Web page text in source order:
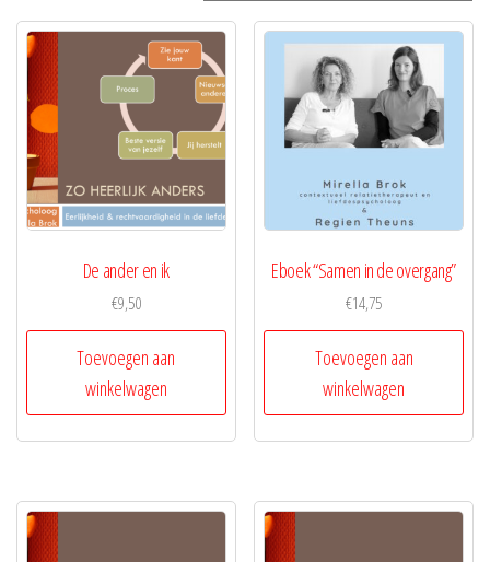
De ander en ik
€9,50
Toevoegen aan
winkelwagen
Eboek “Samen in de overgang”
€14,75
Toevoegen aan
winkelwagen